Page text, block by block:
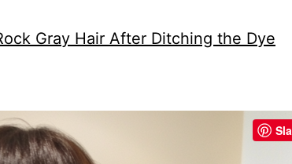
Gray Hair After Ditching the Dye
Sla